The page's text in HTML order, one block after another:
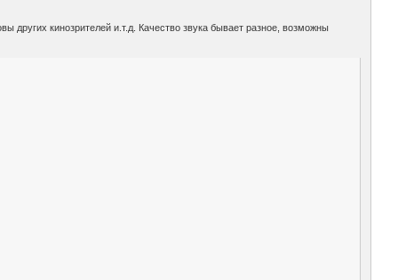
кинозрителей и.т.д. Качество звука бывает разное, возможны